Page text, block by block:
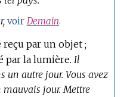
voir Demain.
reçu par un objet ;
par la lumière. Il
un autre jour. Vous avez
mauvais jour. Mettre